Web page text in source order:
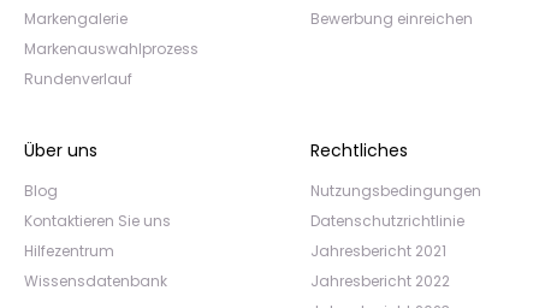
Markengalerie
Markenauswahlprozess
Rundenverlauf
Bewerbung einreichen
Über uns
Blog
Kontaktieren Sie uns
Hilfezentrum
Wissensdatenbank
Rechtliches
Nutzungsbedingungen
Datenschutzrichtlinie
Jahresbericht 2021
Jahresbericht 2022